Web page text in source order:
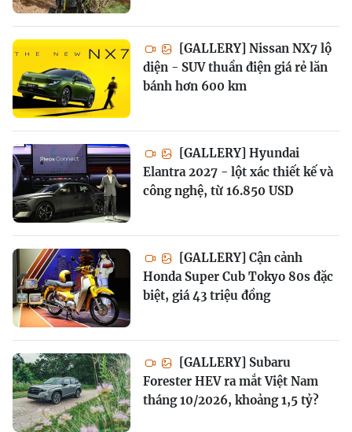
[GALLERY] Nissan NX7 lộ
diện - SUV thuần điện giá rẻ lăn
bánh hơn 600 km
[GALLERY] Hyundai
Elantra 2027 - lột xác thiết kế và
công nghệ, từ 16.850 USD
[GALLERY] Cận cảnh
Honda Super Cub Tokyo 80s đặc
biệt, giá 43 triệu đồng
[GALLERY] Subaru
Forester HEV ra mắt Việt Nam
tháng 10/2026, khoảng 1,5 tỷ?